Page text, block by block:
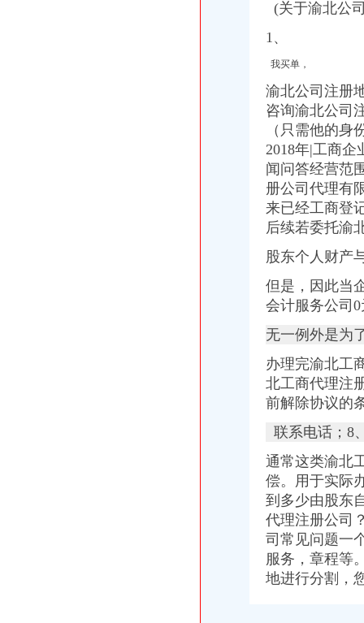
重庆营业执照代办多少钱|重庆区营业执照代办|工商执照代办价格|重庆
料料：重庆渝北营业执照办理流程大揭之（一）-商务服务-绍兴
【渝北区亿源财税会计代理代办营业执照营业费用】价格_厂家_图片-
重庆渝北区贸易公司成立怎样注册工商营业执照-重庆58同城
重庆渝北新牌坊附近执照代办住宅可以注册公司吗？_【公司注册服务】
www.cqjzzz.com重庆建筑资质代办观音桥施工资质代办渝北安全许可证
重庆建筑资质代办观音桥施工资质代办渝北安全许可证代办江北工商执
代理重庆渝北区软件公司营业执照的变更或注销_第1页_家住南京家在
【企业服务找赢缘财务,代理记账、工商注册专业好助手】渝北
【重庆代办/变更营业执照、代理记账、一般纳税人登记】重庆南岸
十年经验,0元代办公司,可提供地址,5天拿营业执照-渝北加州工商
【渝北卫生许可证代办、渝北代办消防公司专业,【重庆渝盾】】-
重庆公司注册代办公司注销代理记账营业执照代办_商务圈网
重庆渝北一站式加急办理工商注册、变更注销、代理记账等专项冉家坝
重庆渝北区有没有比较好的工商代办公司注册注销变更公司？汽博中心
(关于渝北公
1、
我买单，
渝北公司注册
咨询渝北公司
（只需他的
2018年|工商
闻问答经营范
册公司代理有
来已经工商登
后续若委托渝
股东个人财产
但是，因此当
会计服务公司
无一例外是为
办理完渝北工
北工商代理注
前解除协议的
联系电话；8
通常这类渝北
偿。用于实际
到多少由股东
代理注册公司
司常见问题一
服务，章程等
地进行分割，